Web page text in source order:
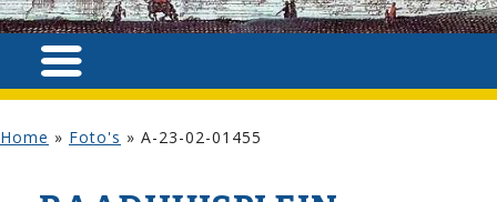
Home » Foto's » A-23-02-01455